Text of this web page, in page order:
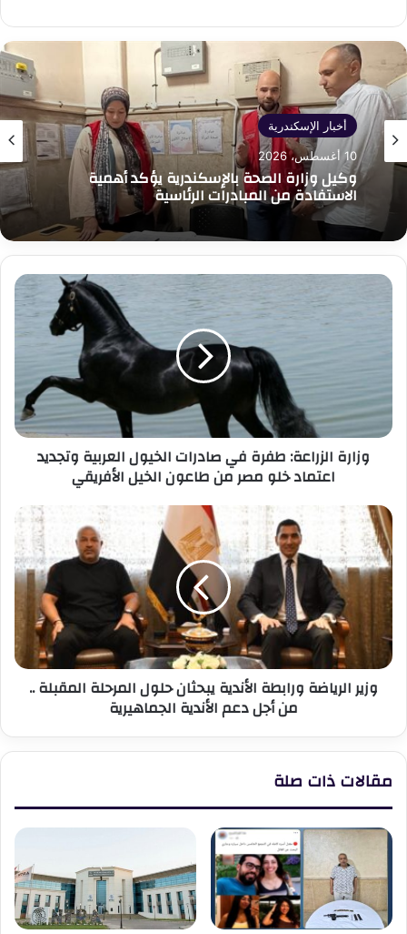
أخبار الإسكندرية
10 أغسطس، 2026
وكيل وزارة الصحة بالإسكندرية يؤكد أهمية
الاستفادة من المبادرات الرئاسية
وزارة
طفرة
صادرات
العربية
وتجديد
اعتماد
طاعون
الخيل
الأفريقي
وزارة الزراعة: طفرة في صادرات الخيول العربية وتجديد
اعتماد خلو مصر من طاعون الخيل الأفريقي
وزير
الرياضة
ورابطة
الأندية
يبحثان
حلول
المرحلة
المقبلة
..
وزير الرياضة ورابطة الأندية يبحثان حلول المرحلة المقبلة ..
من أجل دعم الأندية الجماهيرية
مقالات ذات صلة